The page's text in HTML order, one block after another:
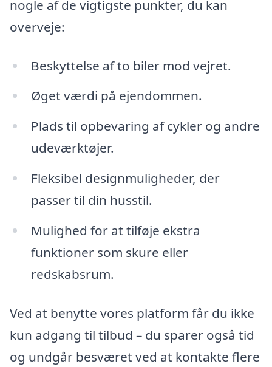
nogle af de vigtigste punkter, du kan
overveje:
Beskyttelse af to biler mod vejret.
Øget værdi på ejendommen.
Plads til opbevaring af cykler og andre
udeværktøjer.
Fleksibel designmuligheder, der
passer til din husstil.
Mulighed for at tilføje ekstra
funktioner som skure eller
redskabsrum.
Ved at benytte vores platform får du ikke
kun adgang til tilbud – du sparer også tid
og undgår besværet ved at kontakte flere